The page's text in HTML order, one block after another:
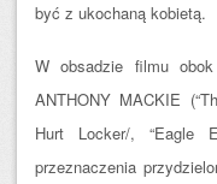
być z ukochaną kobietą.
W obsadzie filmu
ANTHONY MACKIE
Hurt Locker/, “Eagle
przeznaczenia